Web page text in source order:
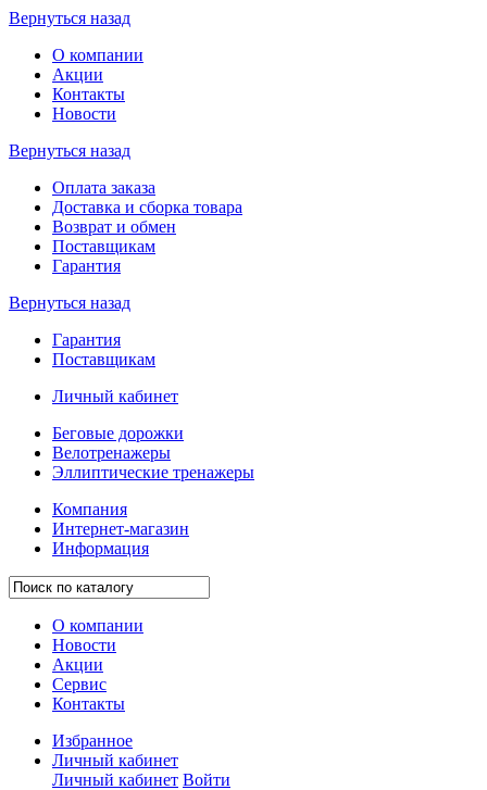
Вернуться назад
О компании
Акции
Контакты
Новости
Вернуться назад
Оплата заказа
Доставка и сборка товара
Возврат и обмен
Поставщикам
Гарантия
Вернуться назад
Гарантия
Поставщикам
Личный кабинет
Беговые дорожки
Велотренажеры
Эллиптические тренажеры
Компания
Интернет-магазин
Информация
О компании
Новости
Акции
Сервис
Контакты
Избранное
Личный кабинет
Личный кабинет Войти